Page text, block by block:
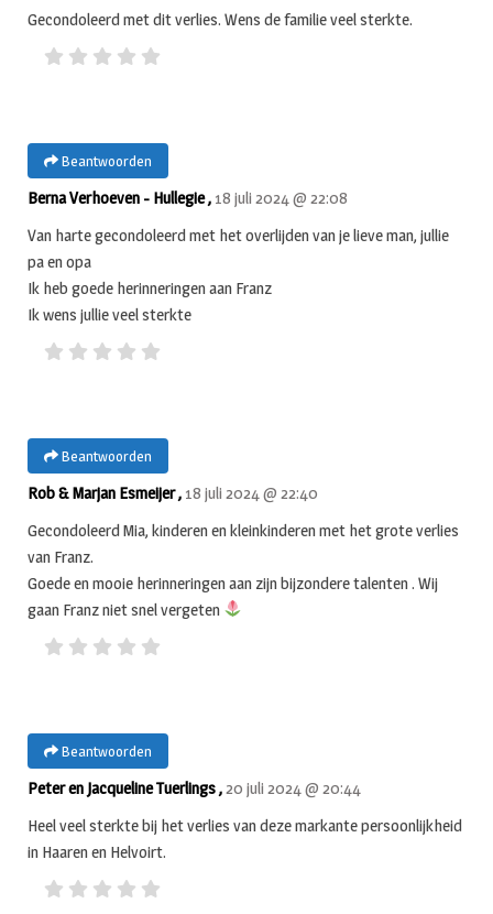
Gecondoleerd met dit verlies. Wens de familie veel sterkte.
Beantwoorden
Berna Verhoeven - Hullegie , 18 juli 2024 @ 22:08
Van harte gecondoleerd met het overlijden van je lieve man, jullie
pa en opa
Ik heb goede herinneringen aan Franz
Ik wens jullie veel sterkte
Beantwoorden
Rob & Marjan Esmeijer , 18 juli 2024 @ 22:40
Gecondoleerd Mia, kinderen en kleinkinderen met het grote verlies
van Franz.
Goede en mooie herinneringen aan zijn bijzondere talenten . Wij
gaan Franz niet snel vergeten
Beantwoorden
Peter en Jacqueline Tuerlings ,20 juli 2024 @ 20:44
Heel veel sterkte bij het verlies van deze markante persoonlijkheid
in Haaren en Helvoirt.